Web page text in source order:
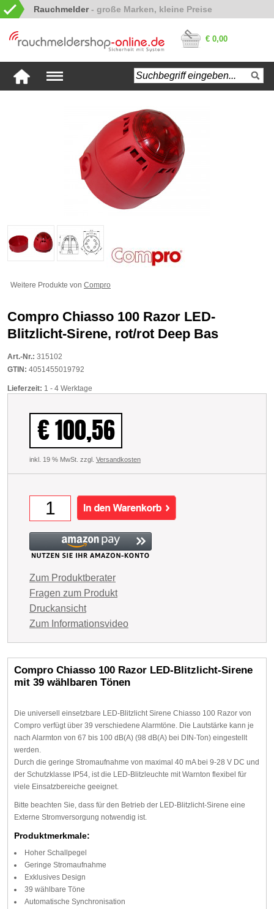
Rauchmelder
€ 0,00
Weitere Produkte von Compro
Compro Chiasso 100 Razor LED-
Blitzlicht-Sirene, rot/rot Deep Bas
Art.-Nr.: 315102
GTIN: 4051455019792
Lieferzeit: 1 - 4 Werktage
€ 100,56
inkl. 19 % MwSt. zzgl. Versandkosten
Zum Produktberater
Fragen zum Produkt
Druckansicht
Zum Informationsvideo
Compro Chiasso 100 Razor LED-Blitzlicht-Sirene
mit 39 wählbaren Tönen
Die universell einsetzbare LED-Blitzlicht Sirene Chiasso 100 Razor von
Compro verfügt über 39 verschiedene Alarmtöne. Die Lautstärke kann je
nach Alarmton von 67 bis 100 dB(A) (98 dB(A) bei DIN-Ton) eingestellt
werden.
Durch die geringe Stromaufnahme von maximal 40 mA bei 9-28 V DC und
der Schutzklasse IP54, ist die LED-Blitzleuchte mit Warnton flexibel für
viele Einsatzbereiche geeignet.
Bitte beachten Sie, dass für den Betrieb der LED-Blitzlicht-Sirene eine
Externe Stromversorgung notwendig ist.
Produktmerkmale:
Hoher Schallpegel
Geringe Stromaufnahme
Exklusives Design
39 wählbare Töne
Automatische Synchronisation